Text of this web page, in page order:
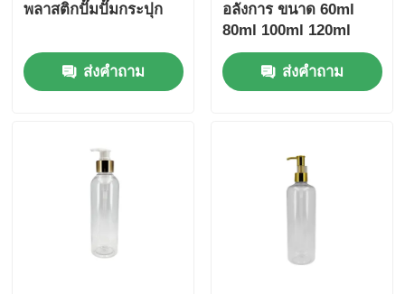
พลาสติกปั๊มปั๊มกระปุก
ส่งคำถาม
อลังการ ขนาด 60ml
80ml 100ml 120ml
150ml 180ml 200ml
250ml 300ml กระป๋อง
PET แอมเบอร์
ส่งคำถาม